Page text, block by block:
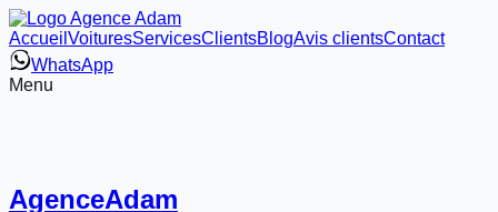
Accueil VoituresServicesClientsBlogAvis clientsContact
WhatsApp
Menu
AgenceAdam